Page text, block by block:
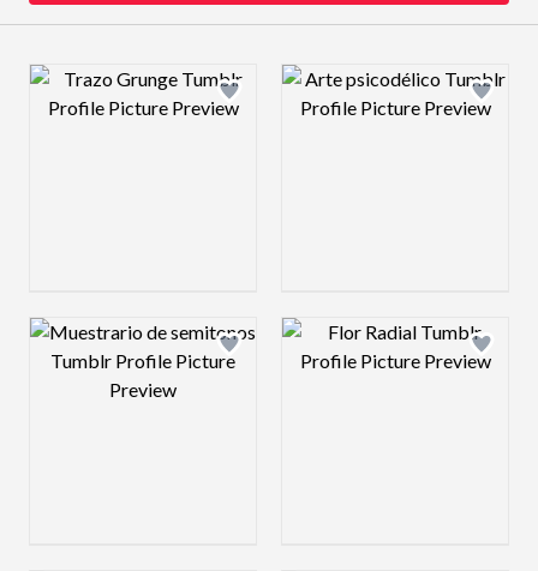
Design preview image Design preview
Design preview image Design preview